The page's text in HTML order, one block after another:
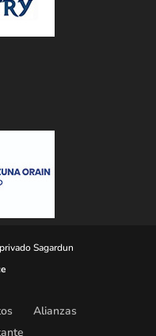
Sagardun
Alianzas